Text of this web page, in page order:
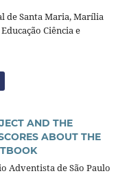
de Santa Maria, Marília
Ciência e
AND THE
ABOUT THE
Adventista de São Paulo